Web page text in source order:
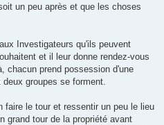
un peu après et que les choses
Investigateurs qu'ils peuvent
et il leur donne rendez-vous
chacun prend possession d'une
groupes se forment.
faire le tour et ressentir un peu le lieu
grand tour de la propriété avant